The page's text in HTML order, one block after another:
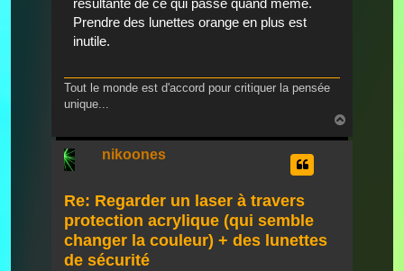
résultante de ce qui passe quand même.
Prendre des lunettes orange en plus est
inutile.
Tout le monde est d'accord pour critiquer la pensée
unique...
nikoones
Re: Regarder un laser à travers
protection acrylique (qui semble
changer la couleur) + des lunettes
de sécurité